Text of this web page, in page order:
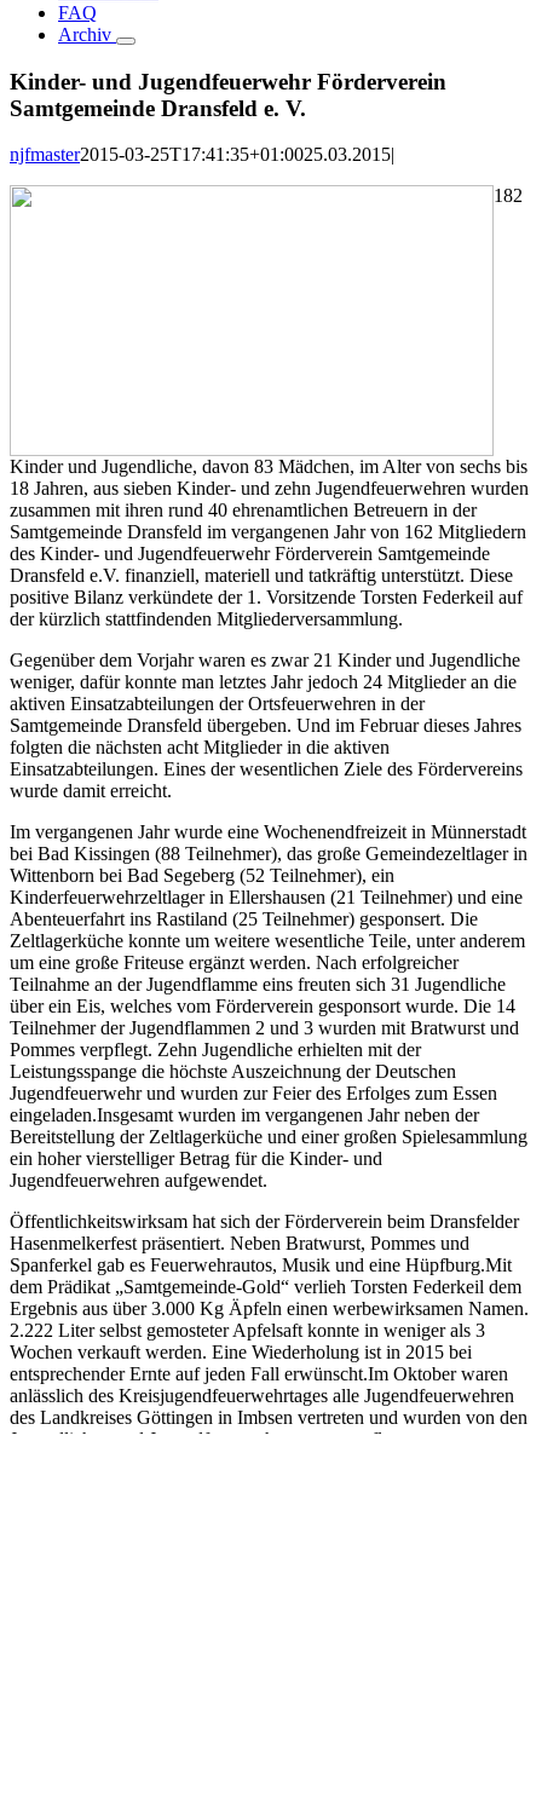
FAQ
Archiv
Kinder- und Jugendfeuerwehr Förderverein
Samtgemeinde Dransfeld e. V.
njfmaster2015-03-25T17:41:35+01:0025.03.2015|
182
Kinder und Jugendliche, davon 83 Mädchen, im Alter von sechs bis
18 Jahren, aus sieben Kinder- und zehn Jugendfeuerwehren wurden
zusammen mit ihren rund 40 ehrenamtlichen Betreuern in der
Samtgemeinde Dransfeld im vergangenen Jahr von 162 Mitgliedern
des Kinder- und Jugendfeuerwehr Förderverein Samtgemeinde
Dransfeld e.V. finanziell, materiell und tatkräftig unterstützt. Diese
positive Bilanz verkündete der 1. Vorsitzende Torsten Federkeil auf
der kürzlich stattfindenden Mitgliederversammlung.
Gegenüber dem Vorjahr waren es zwar 21 Kinder und Jugendliche
weniger, dafür konnte man letztes Jahr jedoch 24 Mitglieder an die
aktiven Einsatzabteilungen der Ortsfeuerwehren in der
Samtgemeinde Dransfeld übergeben. Und im Februar dieses Jahres
folgten die nächsten acht Mitglieder in die aktiven
Einsatzabteilungen. Eines der wesentlichen Ziele des Fördervereins
wurde damit erreicht.
Im vergangenen Jahr wurde eine Wochenendfreizeit in Münnerstadt
bei Bad Kissingen (88 Teilnehmer), das große Gemeindezeltlager in
Wittenborn bei Bad Segeberg (52 Teilnehmer), ein
Kinderfeuerwehrzeltlager in Ellershausen (21 Teilnehmer) und eine
Abenteuerfahrt ins Rastiland (25 Teilnehmer) gesponsert. Die
Zeltlagerküche konnte um weitere wesentliche Teile, unter anderem
um eine große Friteuse ergänzt werden. Nach erfolgreicher
Teilnahme an der Jugendflamme eins freuten sich 31 Jugendliche
über ein Eis, welches vom Förderverein gesponsort wurde. Die 14
Teilnehmer der Jugendflammen 2 und 3 wurden mit Bratwurst und
Pommes verpflegt. Zehn Jugendliche erhielten mit der
Leistungsspange die höchste Auszeichnung der Deutschen
Jugendfeuerwehr und wurden zur Feier des Erfolges zum Essen
eingeladen.Insgesamt wurden im vergangenen Jahr neben der
Bereitstellung der Zeltlagerküche und einer großen Spielesammlung
ein hoher vierstelliger Betrag für die Kinder- und
Jugendfeuerwehren aufgewendet.
Öffentlichkeitswirksam hat sich der Förderverein beim Dransfelder
Hasenmelkerfest präsentiert. Neben Bratwurst, Pommes und
Spanferkel gab es Feuerwehrautos, Musik und eine Hüpfburg.Mit
dem Prädikat „Samtgemeinde-Gold“ verlieh Torsten Federkeil dem
Ergebnis aus über 3.000 Kg Äpfeln einen werbewirksamen Namen.
2.222 Liter selbst gemosteter Apfelsaft konnte in weniger als 3
Wochen verkauft werden. Eine Wiederholung ist in 2015 bei
entsprechender Ernte auf jeden Fall erwünscht.Im Oktober waren
anlässlich des Kreisjugendfeuerwehrtages alle Jugendfeuerwehren
des Landkreises Göttingen in Imbsen vertreten und wurden von den
Jugendlichen und Jugendfeuerwehrwarten verpflegt.